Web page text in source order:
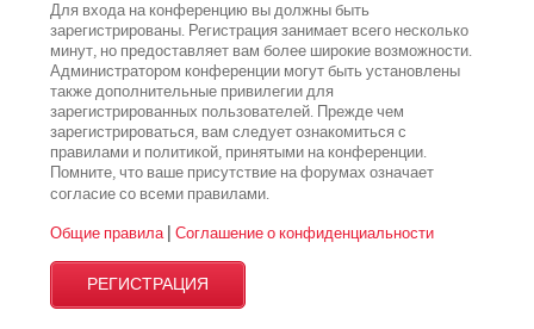
Для входа на конференцию вы должны быть
зарегистрированы. Регистрация занимает всего несколько
минут, но предоставляет вам более широкие возможности.
Администратором конференции могут быть установлены
также дополнительные привилегии для
зарегистрированных пользователей. Прежде чем
зарегистрироваться, вам следует ознакомиться с
правилами и политикой, принятыми на конференции.
Помните, что ваше присутствие на форумах означает
согласие со всемиправилами.
Общие правила| Соглашение о конфиденциальности
РЕГИСТРАЦИЯ